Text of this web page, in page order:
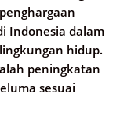
Indonesia dalam
hidup.
peningkatan
sesuai